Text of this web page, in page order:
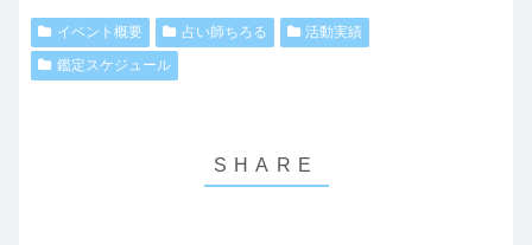
イベント概要 占い師ちろる
活動実績
鑑定スケジュール